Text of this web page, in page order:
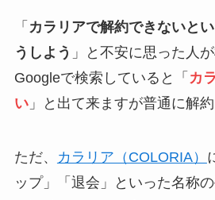
「 カラリアで解約できないと
うしよう 」と不安に思った人
Googleで検索していると「 カ
い」と出て来ますが普通に解約
ただ、 カラリア（COLORIA）
ップ」「退会」といった名称